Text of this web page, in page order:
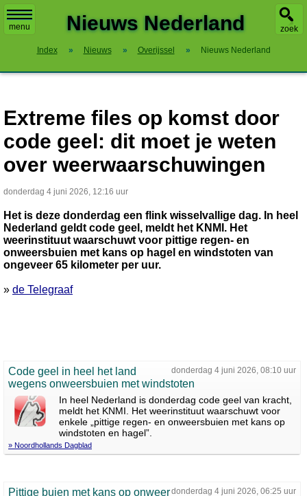
menu zoek
Nieuws Nederland
Index » Nieuws » Overijssel » Nieuws Nederland
Extreme files op komst door
code geel: dit moet je weten
over weerwaarschuwingen
donderdag 4 juni 2026, 12:16 uur
Het is deze donderdag een flink wisselvallige dag. In heel
Nederland geldt code geel, meldt het KNMI. Het
weerinstituut waarschuwt voor pittige regen- en
onweersbuien met kans op hagel en windstoten van
ongeveer 65 kilometer per uur.
» de Telegraaf
donderdag 4 juni 2026, 08:10 uur
Code geel in heel het land
wegens onweersbuien met windstoten
In heel Nederland is donderdag code geel van kracht,
meldt het KNMI. Het weerinstituut waarschuwt voor
enkele „pittige regen- en onweersbuien met kans op
windstoten en hagel”.
» Noordhollands Dagblad
donderdag 4 juni 2026, 06:25 uur
Pittige buien met kans op onweer